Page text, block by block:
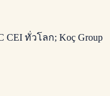
CEI ทั่วโลก; Koç Group